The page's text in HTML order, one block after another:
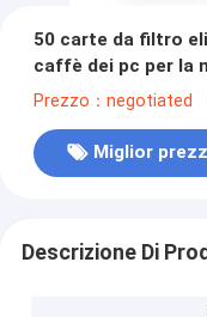
50 carte da filtro
caffè dei pc per la
Prezzo：negotiated
Miglior
Descrizione Di